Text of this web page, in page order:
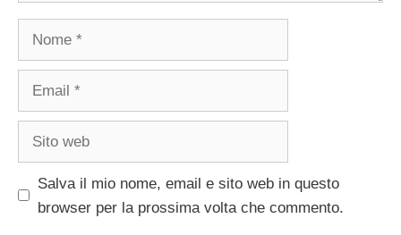
Salva il mio nome, email e sito web in questo
browser per la prossima volta che commento.